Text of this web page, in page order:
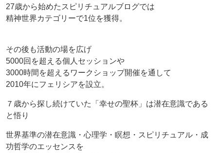
27歳から始めたスピリチュアルブログでは
精神世界カテゴリーで1位を獲得。
その後も活動の場を広げ
5000回を超える個人セッションや
3000時間を超えるワークショップ開催を通して
2010年にフェリシアを設立。
７歳から探し続けていた「幸せの聖杯」は潜在意識である
と悟り
世界基準の潜在意識・心理学・瞑想・スピリチュアル・成
功哲学のエッセンスを